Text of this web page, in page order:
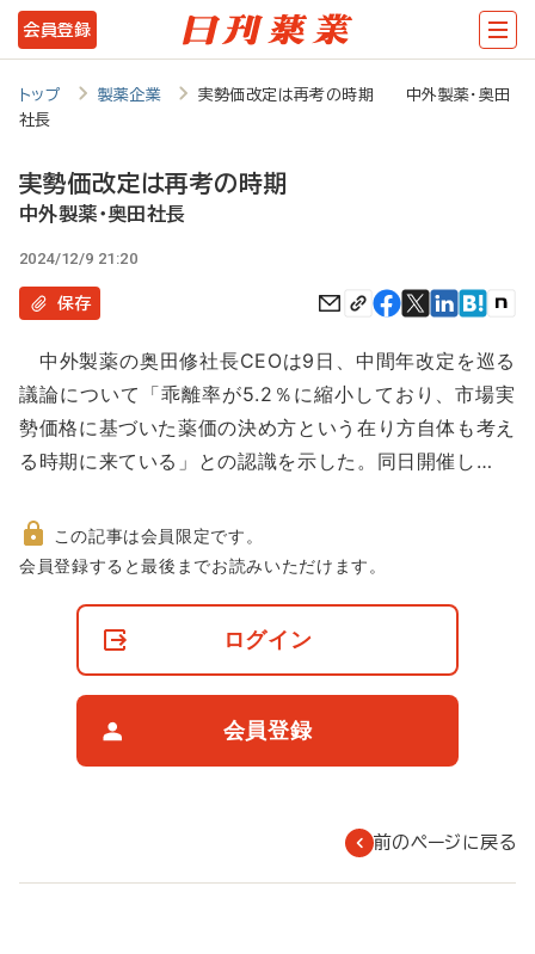
メ
イ
ン
テ
ツ
に
動
会員登録
トップ 製薬企業
実勢価改定は再考の時期 中外製薬・奥田
社長
実勢価改定は再考の時期
中外製薬・奥田社長
2024/12/9 21:20
保存
中外製薬の奥田修社長CEOは9日、中間年改定を巡る
議論について「乖離率が5.2％に縮小しており、市場実
勢価格に基づいた薬価の決め方という在り方自体も考え
る時期に来ている」との認識を示した。同日開催し…
非
この記事は会員限定です。
会員登録すると最後までお読みいただけます。
ログイン
会員登録
前のページに戻る